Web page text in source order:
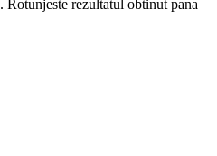
Rotunjeste rezultatul obtinut pana